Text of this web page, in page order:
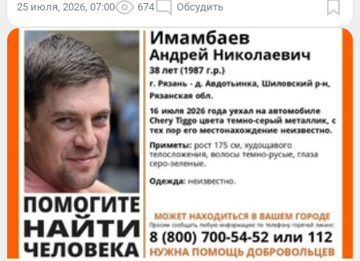
25 июля, 2026, 07:00 674 Обсудить